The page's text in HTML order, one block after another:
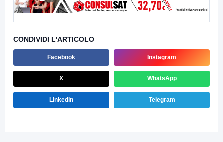
CONDIVIDI L'ARTICOLO
Facebook Instagram
X WhatsApp
LinkedIn Telegram